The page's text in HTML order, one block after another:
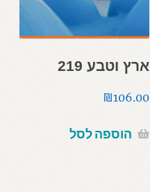
ארץ וטבע 219
₪106.00
הוספה לסל